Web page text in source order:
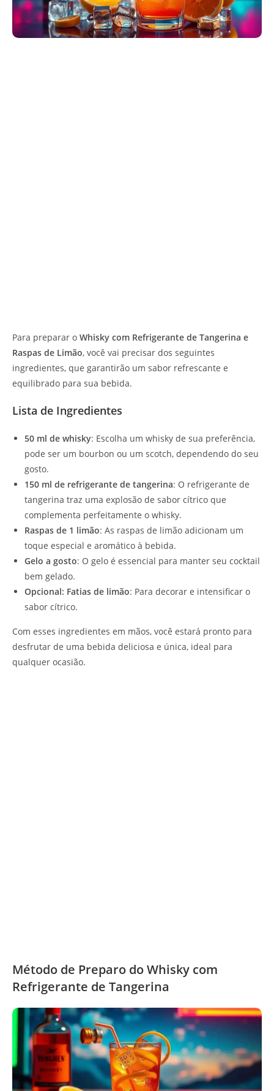
Para preparar o Whisky com Refrigerante de Tangerina e
Raspas de Limão, você vai precisar dos seguintes
ingredientes, que garantirão um sabor refrescante e
equilibrado para sua bebida.
Lista de Ingredientes
50 ml de whisky: Escolha um whisky de sua preferência,
pode ser um bourbon ou um scotch, dependendo do seu
gosto.
150 ml de refrigerante de tangerina: O refrigerante de
tangerina traz uma explosão de sabor cítrico que
complementa perfeitamente o whisky.
Raspas de 1 limão: As raspas de limão adicionam um
toque especial e aromático à bebida.
Gelo a gosto: O gelo é essencial para manter seu cocktail
bem gelado.
Opcional: Fatias de limão: Para decorar e intensificar o
sabor cítrico.
Com esses ingredientes em mãos, você estará pronto para
desfrutar de uma bebida deliciosa e única, ideal para
qualquer ocasião.
Método de Preparo do Whisky com
Refrigerante de Tangerina